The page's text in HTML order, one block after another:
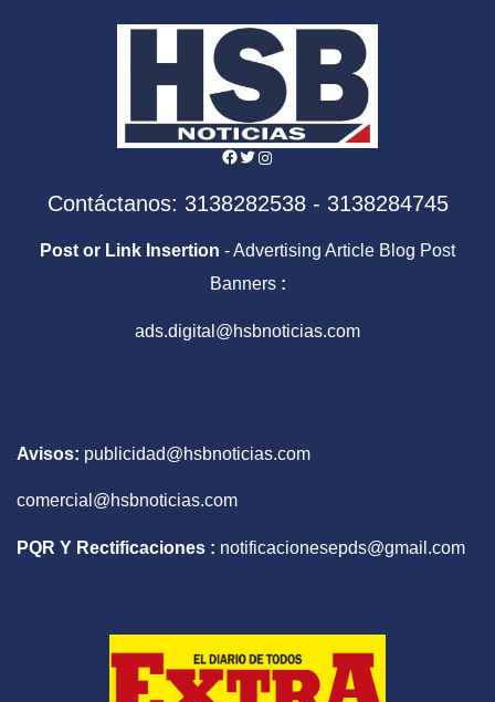
Facebook
Twitter
Instagram
Contáctanos: 3138282538 - 3138284745
Post or Link Insertion - Advertising Article Blog Post
Banners :
ads.digital@hsbnoticias.com
Avisos: publicidad@hsbnoticias.com
comercial@hsbnoticias.com
PQR Y Rectificaciones : notificacionesepds@gmail.com